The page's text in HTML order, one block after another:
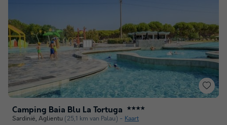
Camping Baia Blu La Tortuga ★★★★
Sardinië, Aglientu (25,1 km van Palau) Kaart